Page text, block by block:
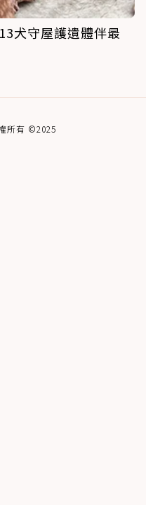
犬守屋護遺體伴最
所有 ©2025